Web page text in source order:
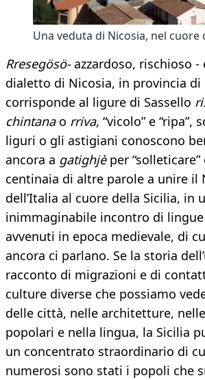
Una veduta di Nicosia, nel cuore
Rresegösö-azzardoso, rischioso -
dialetto di Nicosia, in provincia di
corrisponde al ligure di Sassello
chintanao rriva, “vicolo” e “ripa”,
liguri o gli astigiani conoscono
ancora a gatighjèper “solleticare”
centinaia di altre parole a unire il
dell’Italia al cuore della Sicilia, in
inimmaginabile incontro di
avvenuti in epoca medievale, di
ancora ci parlano. Se la storia
racconto di migrazioni e di
culture diverse che possiamo
delle città, nelle architetture,
popolari e nella lingua, la Sicilia
un concentrato straordinario di
numerosi sono stati i popoli che